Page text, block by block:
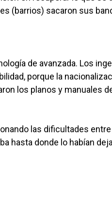
(barrios) sacaron sus
de avanzada. Los
porque la
los planos y manuales
las dificultades entre
hasta donde lo habían